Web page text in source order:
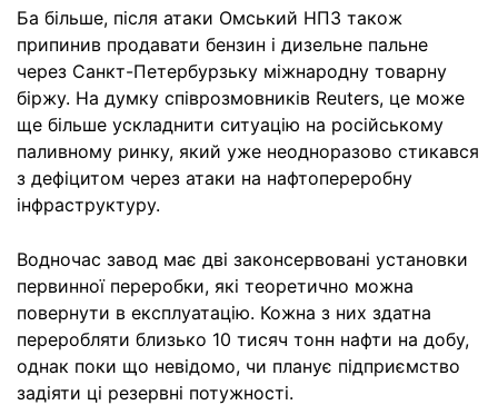
Ба більше, після атаки Омський НПЗ також
припинив продавати бензин і дизельне пальне
через Санкт-Петербурзьку міжнародну товарну
біржу. На думку співрозмовників Reuters, це може
ще більше ускладнити ситуацію на російському
паливному ринку, який уже неодноразово стикався
з дефіцитом через атаки на нафтопереробну
інфраструктуру.
Водночас завод має дві законсервовані установки
первинної переробки, які теоретично можна
повернути в експлуатацію. Кожна з них здатна
переробляти близько 10 тисяч тонн нафти на добу,
однак поки що невідомо, чи планує підприємство
задіяти ці резервні потужності.